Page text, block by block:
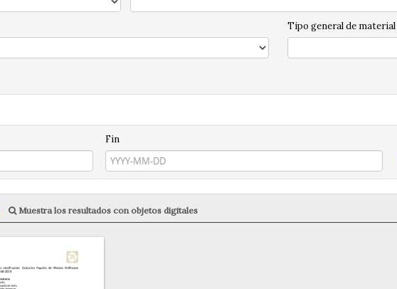
Tipo general de material
Fin
Muestra los resultados con objetos digitales